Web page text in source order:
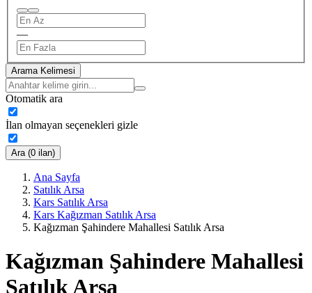
—
Arama Kelimesi
Otomatik ara
İlan olmayan seçenekleri gizle
Ara (0 ilan)
Ana Sayfa
Satılık Arsa
Kars Satılık Arsa
Kars Kağızman Satılık Arsa
Kağızman Şahindere Mahallesi Satılık Arsa
Kağızman Şahindere Mahallesi
Satılık Arsa